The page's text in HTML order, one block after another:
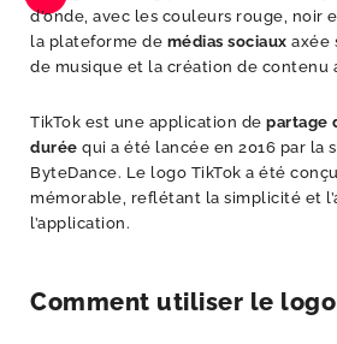
d’onde, avec les couleurs rouge, noir
la plateforme de médias sociaux axée
de musique et la création de contenu
TikTok est une application de partage
durée qui a été lancée en 2016 par la
ByteDance. Le logo TikTok a été
mémorable, reflétant la simplicité et
l’application.
Comment utiliser le logo